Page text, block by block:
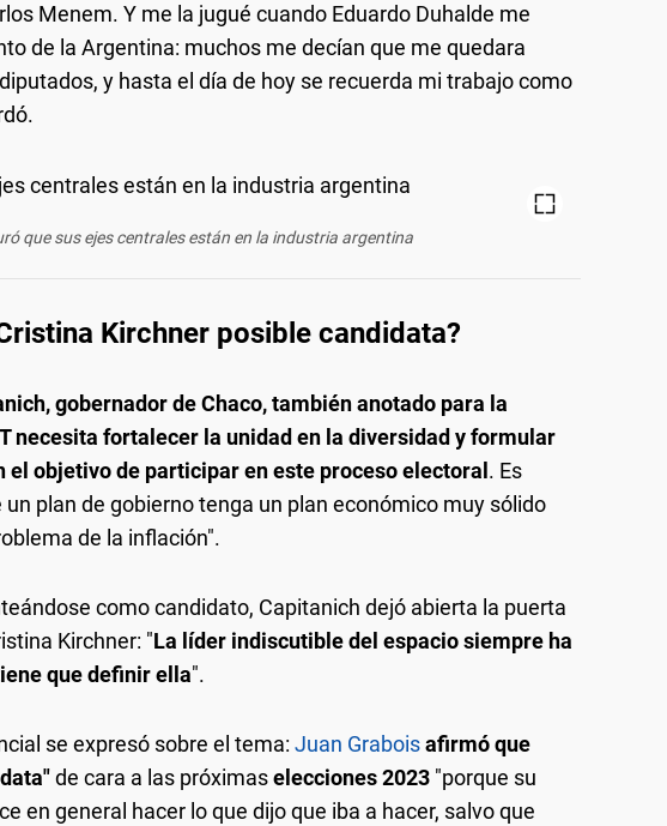
Menem. Y me la jugué cuando Eduardo Duhalde me
de la Argentina: muchos me decían que me quedara
y hasta el día de hoy se recuerda mi trabajo como
que sus ejes centrales están en la industria argentina
Kirchner posible candidata?
gobernador de Chaco, también anotado para la
necesita fortalecer la unidad en la diversidad y formular
objetivo de participar en este proceso electoral . Es
plan de gobierno tenga un plan económico muy sólido
de la inflación".
como candidato, Capitanich dejó abierta la puerta
Kirchner: "La líder indiscutible del espacio siempre ha
que definir ella".
se expresó sobre el tema: Juan Graboisafirmó que
de cara a las próximaselecciones 2023 "porque su
en general hacer lo que dijo que iba a hacer, salvo que